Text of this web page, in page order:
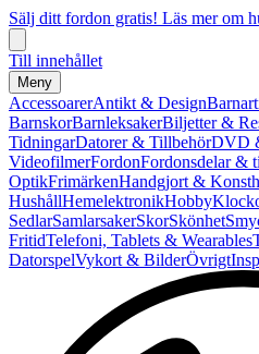
Sälj ditt fordon gratis! Läs mer om
Till innehållet
Meny
AccessoarerAntikt & Design
BarnskorBarnleksakerBiljetter &
TidningarDatorer & TillbehörDVD
VideofilmerFordonFordonsdelar &
OptikFrimärkenHandgjort &
HushållHemelektronikHobby
SedlarSamlarsakerSkorSkönhet
FritidTelefoni, Tablets & Wearables
DatorspelVykort & BilderÖvrigt